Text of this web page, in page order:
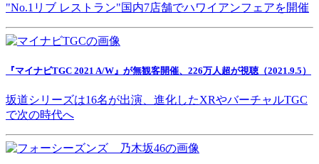
"No.1リブ レストラン"国内7店舗でハワイアンフェアを開催
『マイナビTGC 2021 A/W』が無観客開催、226万人超が視聴（2021.9.5）
坂道シリーズは16名が出演、進化したXRやバーチャルTGC
で次の時代へ